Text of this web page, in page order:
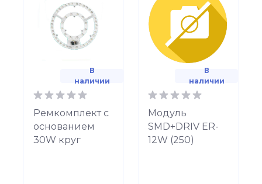
В
наличии
Ремкомплект с
основанием
30W круг
В
наличии
Модуль
SMD+DRIV ER-
12W (250)